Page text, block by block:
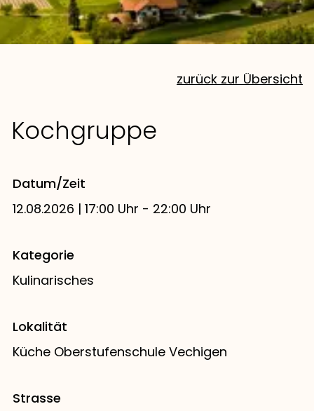
zurück zur Übersicht
Kochgruppe
Datum/Zeit
12.08.2026 | 17:00 Uhr - 22:00 Uhr
Kategorie
Kulinarisches
Lokalität
Küche Oberstufenschule Vechigen
Strasse